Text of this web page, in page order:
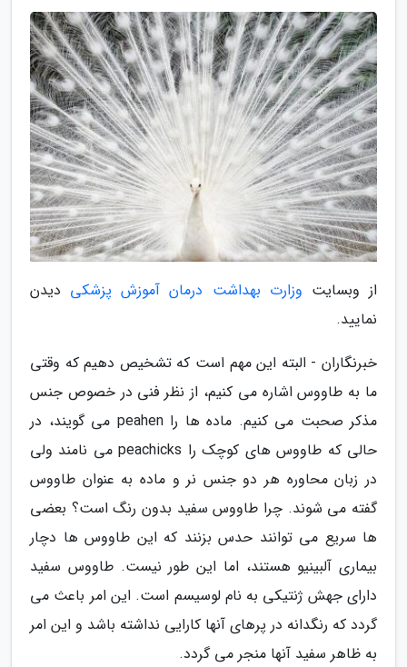
از وبسایت وزارت بهداشت درمان آموزش پزشکی دیدن
نمایید.
خبرنگاران - البته این مهم است که تشخیص دهیم که وقتی
ما به طاووس اشاره می کنیم، از نظر فنی در خصوص جنس
مذکر صحبت می کنیم. ماده ها را peahen می گویند، در
حالی که طاووس های کوچک را peachicks می نامند ولی
در زبان محاوره هر دو جنس نر و ماده به عنوان طاووس
گفته می شوند. چرا طاووس سفید بدون رنگ است؟ بعضی
ها سریع می توانند حدس بزنند که این طاووس ها دچار
بیماری آلبینیو هستند، اما این طور نیست. طاووس سفید
دارای جهش ژنتیکی به نام لوسیسم است. این امر باعث می
گردد که رنگدانه در پرهای آنها کارایی نداشته باشد و این امر
به ظاهر سفید آنها منجر می گردد.